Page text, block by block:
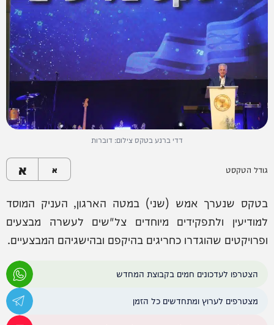
דדי ברנע בטקס צילום: דוברות
גודל הטקסט א א
בטקס שנערך אמש (שני) במטה הארגון, העניק המוסד
למודיעין ולתפקידים מיוחדים צל"שים לעשרה מבצעים
ופרויקטים שהוגדרו כחריגים בהיקפם ובהישגיהם המבצעיים.
הצטרפו לעדכונים חמים בקבוצת המחדש
מצטרפים לערוץ ומתחדשים כל הזמן